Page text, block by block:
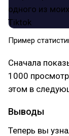
Пример
Сначала
1000
этом в
Выводы
Теперь вы